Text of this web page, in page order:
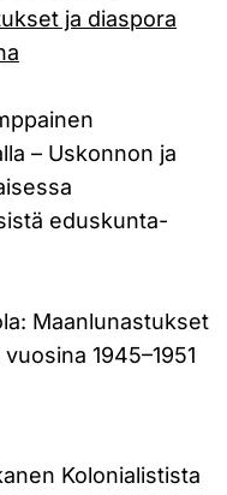
ja diaspora
– Uskonnon ja
eduskunta-
Maanlunastukset
1945–1951
Kolonialistista